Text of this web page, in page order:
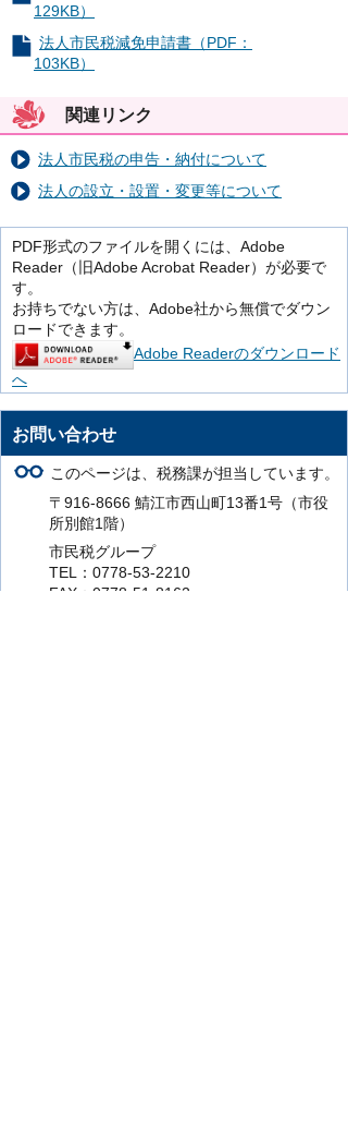
129KB）
法人市民税減免申請書（PDF：
103KB）
関連リンク
法人市民税の申告・納付について
法人の設立・設置・変更等について
PDF形式のファイルを開くには、Adobe
Reader（旧Adobe Acrobat Reader）が必要で
す。
お持ちでない方は、Adobe社から無償でダウン
ロードできます。
Adobe Readerのダウンロード
へ
お問い合わせ
このページは、税務課が担当しています。
〒916-8666 鯖江市西山町13番1号（市役
所別館1階）
市民税グループ
TEL：0778-53-2210
FAX：0778-51-8162